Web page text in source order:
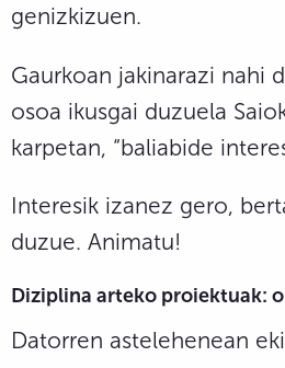
genizkizuen.
Gaurkoan jakinarazi nahi
osoa ikusgai duzuela
karpetan, “baliabide
Interesik izanez gero,
duzue. Animatu!
Diziplina arteko proiektuak:
Datorren astelehenean